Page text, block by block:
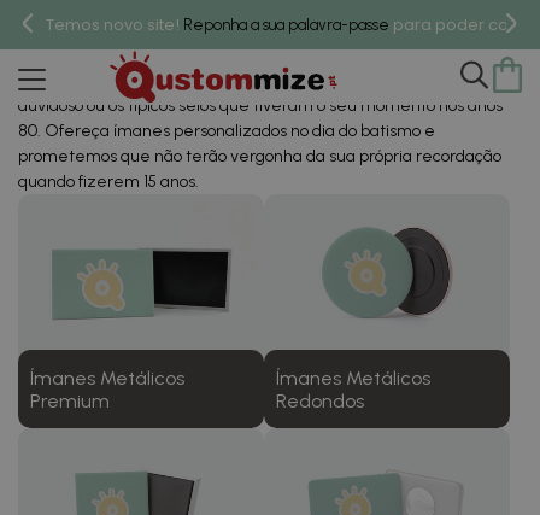
Temos novo site! Reponha a sua palavra-passe para poder
Ímanes De Batizado
Personalizados
Desconsidere as estatuetas, os sacos de rebuçados de gosto
duvidoso ou os típicos selos que tiveram o seu momento nos anos
80. Ofereça ímanes personalizados no dia do batismo e
prometemos que não terão vergonha da sua própria recordação
quando fizerem 15 anos.
Ímanes Metálicos
Premium
Ímanes Metálicos
Redondos